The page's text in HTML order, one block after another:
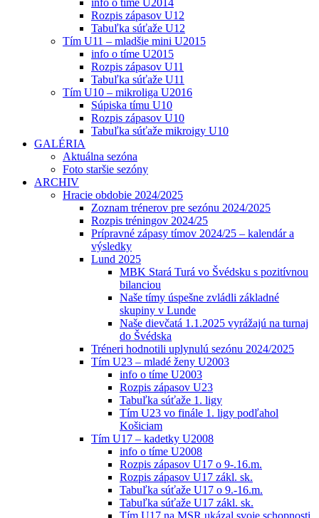
Rozpis zápasov U12
Tabuľka súťaže U12
Tím U11 – mladšie mini U2015
info o tíme U2015
Rozpis zápasov U11
Tabuľka súťaže U11
Tím U10 – mikroliga U2016
Súpiska tímu U10
Rozpis zápasov U10
Tabuľka súťaže mikroigy U10
GALÉRIA
Aktuálna sezóna
Foto staršie sezóny
ARCHIV
Hracie obdobie 2024/2025
Zoznam trénerov pre sezónu 2024/2025
Rozpis tréningov 2024/25
Prípravné zápasy tímov 2024/25 – kalendár a
výsledky
Lund 2025
MBK Stará Turá vo Švédsku s pozitívnou
bilanciou
Naše tímy úspešne zvládli základné
skupiny v Lunde
Naše dievčatá 1.1.2025 vyrážajú na turnaj
do Švédska
Tréneri hodnotili uplynulú sezónu 2024/2025
Tím U23 – mladé ženy U2003
info o tíme U2003
Rozpis zápasov U23
Tabuľka súťaže 1. ligy
Tím U23 vo finále 1. ligy podľahol
Košiciam
Tím U17 – kadetky U2008
info o tíme U2008
Rozpis zápasov U17 o 9-.16.m.
Rozpis zápasov U17 zákl. sk.
Tabuľka súťaže U17 o 9.-16.m.
Tabuľka súťaže U17 zákl. sk.
Tím U17 na MSR ukázal svoje schopnosti